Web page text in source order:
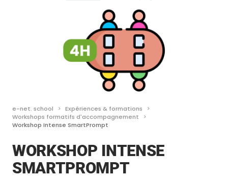
e-net. school
Expériences & formations
Workshops formatifs d'accompagnement
Workshop Intense SmartPrompt
WORKSHOP INTENSE
SMARTPROMPT